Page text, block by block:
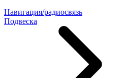
Навигация/радиосвязь
Подвеска